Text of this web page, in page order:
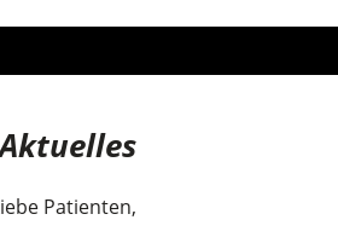
Aktuelles
Patienten,